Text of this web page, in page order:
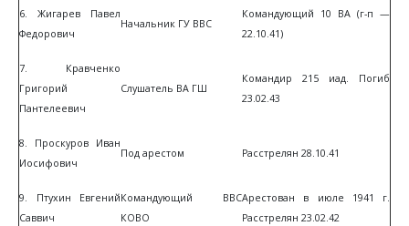
6. Жигарев Павел
Федорович
Начальник ГУ ВВС
Командующий 10 ВА (г-п —
22.10.41)
7. Кравченко
Григорий
Пантелеевич
Слушатель ВА ГШ
Командир 215 иад. Погиб
23.02.43
8. Проскуров Иван
Иосифович
Под арестом Расстрелян 28.10.41
9. Птухин Евгений
Саввич
Командующий ВВС
КОВО
Арестован в июле 1941 г.
Расстрелян 23.02.42